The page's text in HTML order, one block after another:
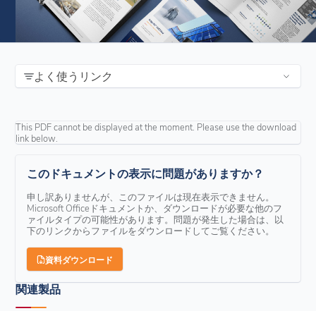
よく使うリンク
This PDF cannot be displayed at the moment. Please use the download
link below.
このドキュメントの表示に問題がありますか？
申し訳ありませんが、このファイルは現在表示できません。
Microsoft Officeドキュメントか、ダウンロードが必要な他のフ
ァイルタイプの可能性があります。問題が発生した場合は、以
下のリンクからファイルをダウンロードしてご覧ください。
資料ダウンロード
関連製品